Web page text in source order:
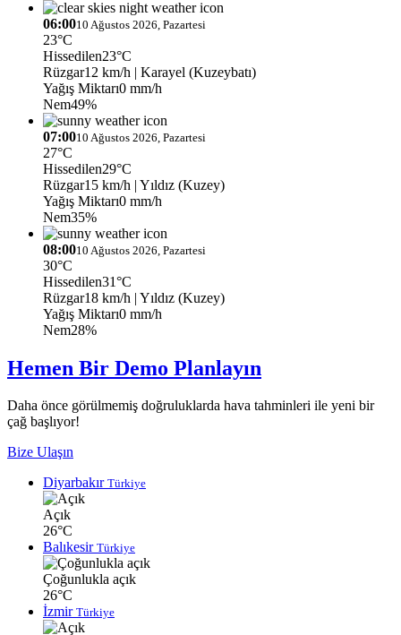
06:0010 Ağustos 2026, Pazartesi
23°C
Hissedilen23°C
Rüzgar12 km/h | Karayel (Kuzeybatı)
Yağış Miktarı0 mm/h
Nem49%
07:0010 Ağustos 2026, Pazartesi
27°C
Hissedilen29°C
Rüzgar15 km/h | Yıldız (Kuzey)
Yağış Miktarı0 mm/h
Nem35%
08:0010 Ağustos 2026, Pazartesi
30°C
Hissedilen31°C
Rüzgar18 km/h | Yıldız (Kuzey)
Yağış Miktarı0 mm/h
Nem28%
Hemen Bir Demo Planlayın
Daha önce görülmemiş doğruluklarda hava tahminleri ile yeni bir
çağ başlıyor!
Bize Ulaşın
Diyarbakır Türkiye
Açık
26°C
Balıkesir Türkiye
Çoğunlukla açık
26°C
İzmir Türkiye